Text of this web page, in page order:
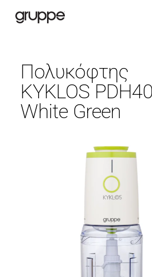
Πολυκόφτης
KYKLOS
White Green